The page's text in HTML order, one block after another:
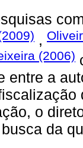
,
(2006)
entre a
o
da